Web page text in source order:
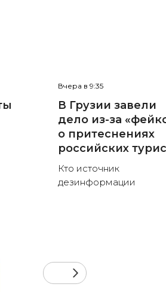
Вчера в 9:35
В Грузии завели
дело из-за
о притеснениях
российских
Кто источник
дезинформации